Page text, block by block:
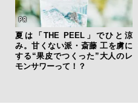
夏は「THE PEEL」でひと涼
み。甘くない派・斎藤 工を虜に
する“果皮でつくった”大人のレ
モンサワーって！？